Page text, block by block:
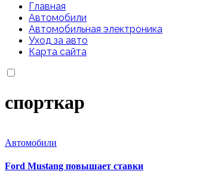
Главная
Автомобили
Автомобильная электроника
Уход за авто
Карта сайта
спорткар
Автомобили
Ford Mustang повышает ставки